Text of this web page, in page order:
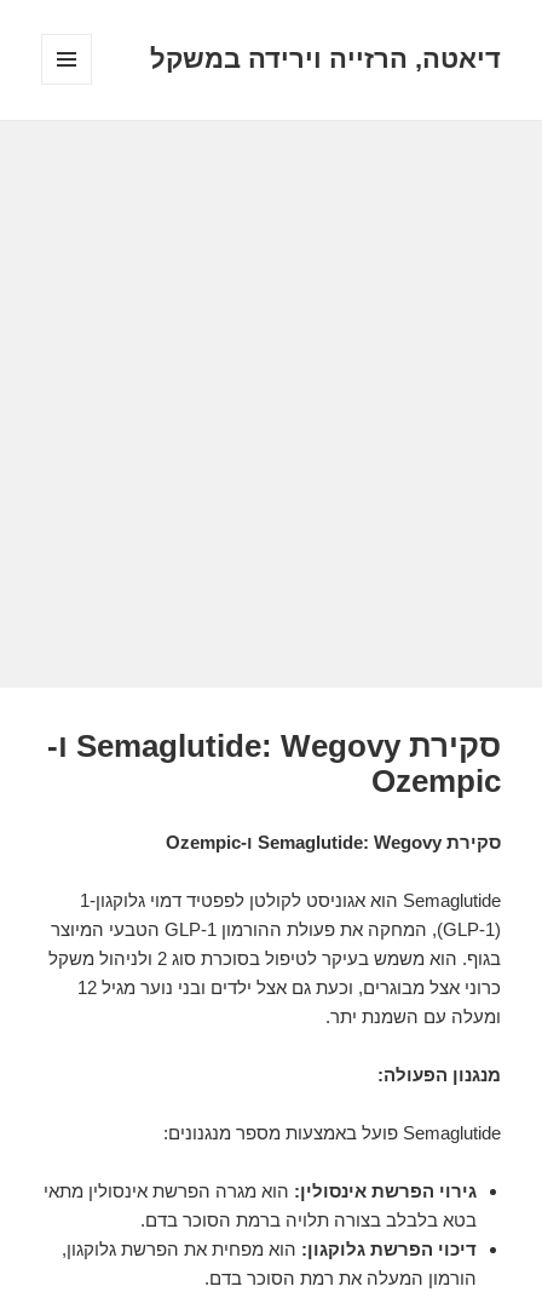
דיאטה, הרזייה וירידה במשקל
סקירת Semaglutide: Wegovy ו-
Ozempic
סקירת Semaglutide: Wegovy ו-Ozempic
Semaglutide הוא אגוניסט לקולטן לפפטיד דמוי גלוקגון-1
(GLP-1), המחקה את פעולת ההורמון GLP-1 הטבעי המיוצר
בגוף. הוא משמש בעיקר לטיפול בסוכרת סוג 2 ולניהול משקל
כרוני אצל מבוגרים, וכעת גם אצל ילדים ובני נוער מגיל 12
ומעלה עם השמנת יתר.
מנגנון הפעולה:
Semaglutide פועל באמצעות מספר מנגנונים:
גירוי הפרשת אינסולין: הוא מגרה הפרשת אינסולין מתאי
בטא בלבלב בצורה תלויה ברמת הסוכר בדם.
דיכוי הפרשת גלוקגון: הוא מפחית את הפרשת גלוקגון,
הורמון המעלה את רמת הסוכר בדם.